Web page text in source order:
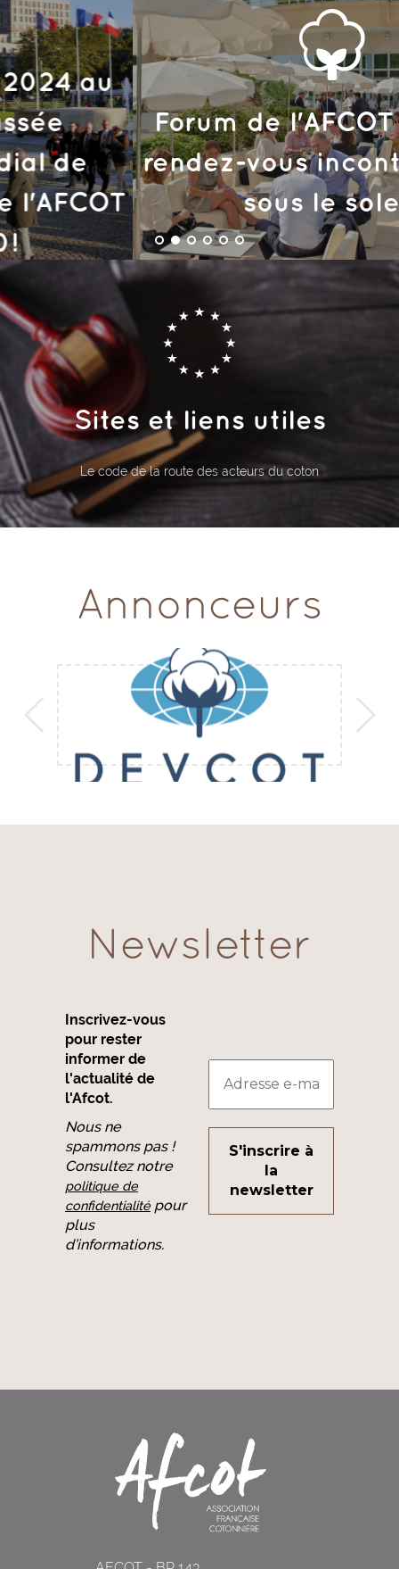
Forum de l'AFCOT 2023, le
rendez-vous incontournable
sous le soleil!
Sites et liens utiles
Le code de la route des acteurs du coton
Annonceurs
Newsletter
Inscrivez-vous
pour rester
informer de
l'actualité de
l'Afcot.
Nous ne
spammons pas !
Consultez notre
politique de
confidentialitépour
plus
d’informations.